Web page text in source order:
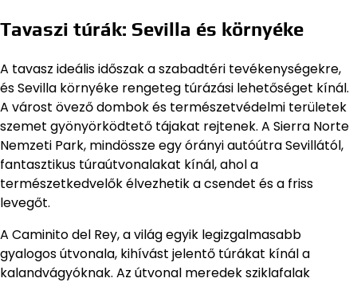
Tavaszi túrák: Sevilla és környéke
A tavasz ideális időszak a szabadtéri tevékenységekre,
és Sevilla környéke rengeteg túrázási lehetőséget kínál.
A várost övező dombok és természetvédelmi területek
szemet gyönyörködtető tájakat rejtenek. A Sierra Norte
Nemzeti Park, mindössze egy órányi autóútra Sevillától,
fantasztikus túraútvonalakat kínál, ahol a
természetkedvelők élvezhetik a csendet és a friss
levegőt.
A Caminito del Rey, a világ egyik legizgalmasabb
gyalogos útvonala, kihívást jelentő túrákat kínál a
kalandvágyóknak. Az útvonal meredek sziklafalak